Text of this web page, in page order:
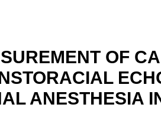
OF
ANESTHESIA